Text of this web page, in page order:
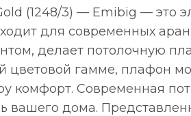
(1248/3) — Emibig —
для современных
делает потолочную
цветовой гамме, плафон
комфорт. Современная
вашего дома.